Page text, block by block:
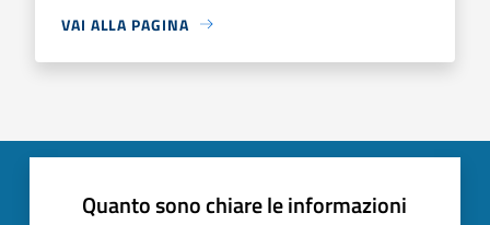
VAI ALLA PAGINA
Quanto sono chiare le informazioni